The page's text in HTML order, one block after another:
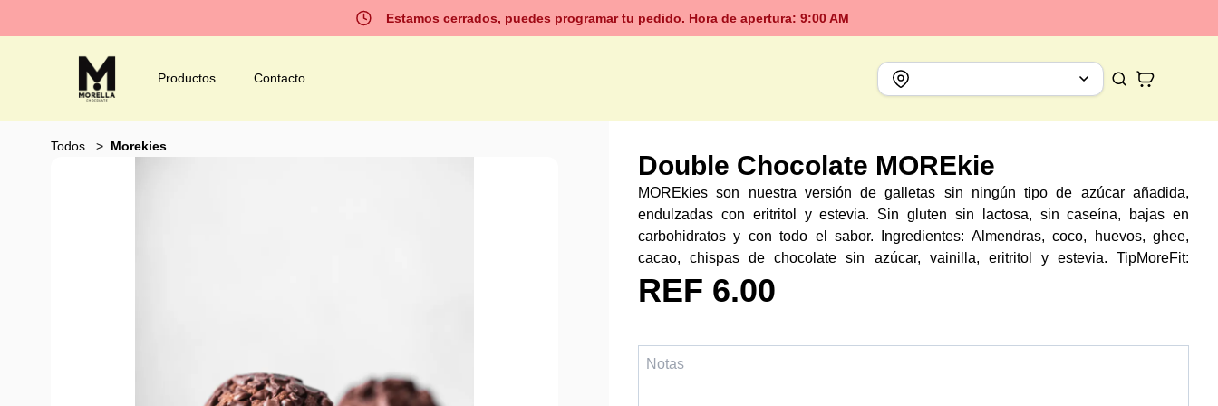
Estamos cerrados, puedes programar tu pedido. Hora de apertura: 9:00 AM
Productos Contacto
Todos Morekies
Double Chocolate MOREkie
MOREkies son nuestra versión de galletas sin ningún tipo de azúcar añadida,
endulzadas con eritritol y estevia. Sin gluten sin lactosa, sin caseína, bajas en
carbohidratos y con todo el sabor. Ingredientes: Almendras, coco, huevos, ghee,
cacao, chispas de chocolate sin azúcar, vainilla, eritritol y estevia. TipMoreFit:
caliéntalas 8 seg. en microondas o 1 minuto en airfryer a 350 antes de consumir.
Durabilidad: 10 días a temp. ambiente. 15 días en nevera. 3 meses congeladas. Peso
REF 6.00